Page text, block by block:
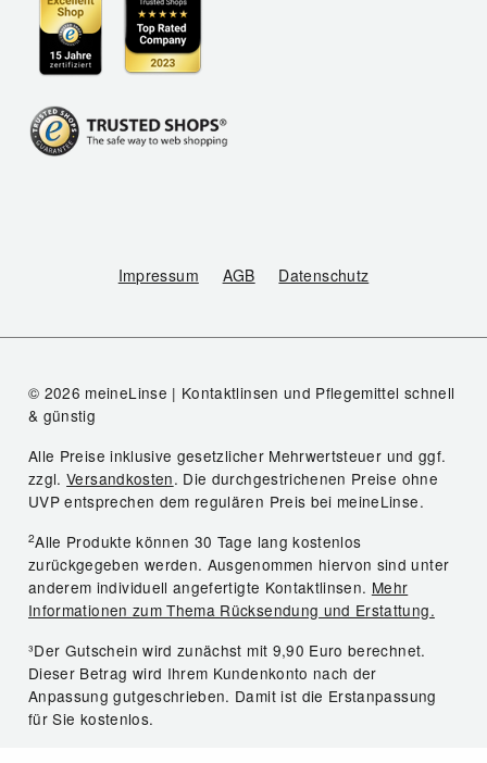
Impressum AGB Datenschutz
© 2026 meineLinse | Kontaktlinsen und Pflegemittel schnell
& günstig
Alle Preise inklusive gesetzlicher Mehrwertsteuer und ggf.
zzgl.Versandkosten. Die durchgestrichenen Preise ohne
UVP entsprechen dem regulären Preis bei meineLinse.
2Alle Produkte können 30 Tage lang kostenlos
zurückgegeben werden. Ausgenommen hiervon sind unter
anderem individuell angefertigte Kontaktlinsen. Mehr
Informationen zum Thema Rücksendung und Erstattung.
³Der Gutschein wird zunächst mit 9,90 Euro berechnet.
Dieser Betrag wird Ihrem Kundenkonto nach der
Anpassung gutgeschrieben. Damit ist die Erstanpassung
für Sie kostenlos.